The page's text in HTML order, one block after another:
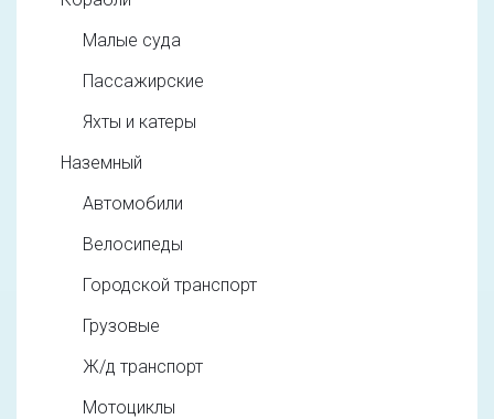
Малые суда
Пассажирские
Яхты и катеры
Наземный
Автомобили
Велосипеды
Городской транспорт
Грузовые
Ж/д транспорт
Мотоциклы